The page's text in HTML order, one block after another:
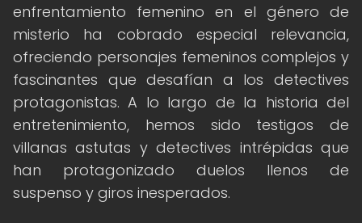
enfrentamiento femenino en el género de
misterio ha cobrado especial relevancia,
ofreciendo personajes femeninos complejos y
fascinantes que desafían a los detectives
protagonistas. A lo largo de la historia del
entretenimiento, hemos sido testigos de
villanas astutas y detectives intrépidas que
han protagonizado duelos llenos de
suspenso y giros inesperados.